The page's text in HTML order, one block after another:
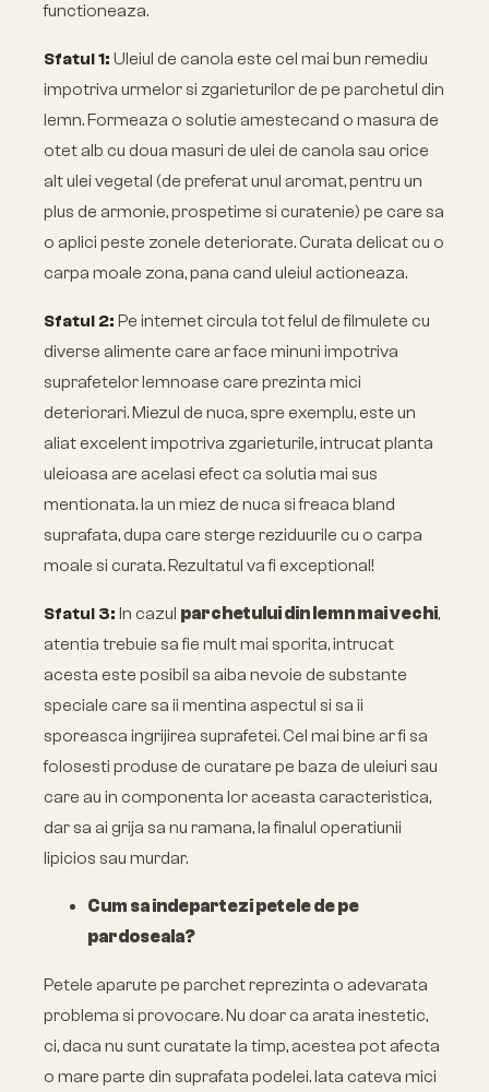
functioneaza.
Sfatul 1: Uleiul de canola este cel mai bun remediu
impotriva urmelor si zgarieturilor de pe parchetul din
lemn. Formeaza o solutie amestecand o masura de
otet alb cu doua masuri de ulei de canola sau orice
alt ulei vegetal (de preferat unul aromat, pentru un
plus de armonie, prospetime si curatenie) pe care sa
o aplici peste zonele deteriorate. Curata delicat cu o
carpa moale zona, pana cand uleiul actioneaza.
Sfatul 2: Pe internet circula tot felul de filmulete cu
diverse alimente care ar face minuni impotriva
suprafetelor lemnoase care prezinta mici
deteriorari. Miezul de nuca, spre exemplu, este un
aliat excelent impotriva zgarieturile, intrucat planta
uleioasa are acelasi efect ca solutia mai sus
mentionata. Ia un miez de nuca si freaca bland
suprafata, dupa care sterge reziduurile cu o carpa
moale si curata. Rezultatul va fi exceptional!
Sfatul 3: In cazul parchetului din lemn mai vechi,
atentia trebuie sa fie mult mai sporita, intrucat
acesta este posibil sa aiba nevoie de substante
speciale care sa ii mentina aspectul si sa ii
sporeasca ingrijirea suprafetei. Cel mai bine ar fi sa
folosesti produse de curatare pe baza de uleiuri sau
care au in componenta lor aceasta caracteristica,
dar sa ai grija sa nu ramana, la finalul operatiunii
lipicios sau murdar.
Cum sa indepartezi petele de pe
pardoseala?
Petele aparute pe parchet reprezinta o adevarata
problema si provocare. Nu doar ca arata inestetic,
ci, daca nu sunt curatate la timp, acestea pot afecta
o mare parte din suprafata podelei. Iata cateva mici